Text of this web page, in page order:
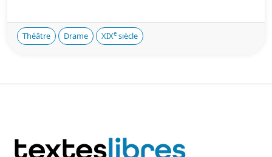
Théâtre Drame XIXe siècle